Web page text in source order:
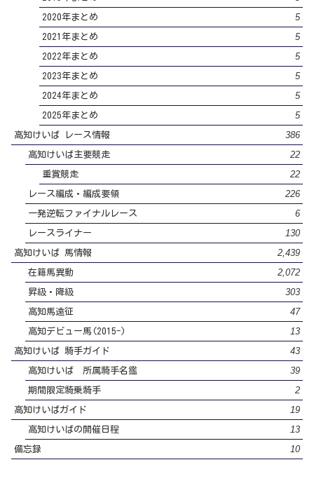
2020年まとめ 5
2021年まとめ 5
2022年まとめ 5
2023年まとめ 5
2024年まとめ 5
2025年まとめ 5
高知けいば レース情報 386
高知けいば主要競走 22
重賞競走 22
レース編成・編成要領 226
一発逆転ファイナルレース 6
レースライナー 130
高知けいば 馬情報 2,439
在籍馬異動 2,072
昇級・降級 303
高知馬遠征 47
高知デビュー馬(2015-) 13
高知けいば 騎手ガイド 43
高知けいば 所属騎手名鑑 39
期間限定騎乗騎手 2
高知けいばガイド 19
高知けいばの開催日程 13
備忘録 10